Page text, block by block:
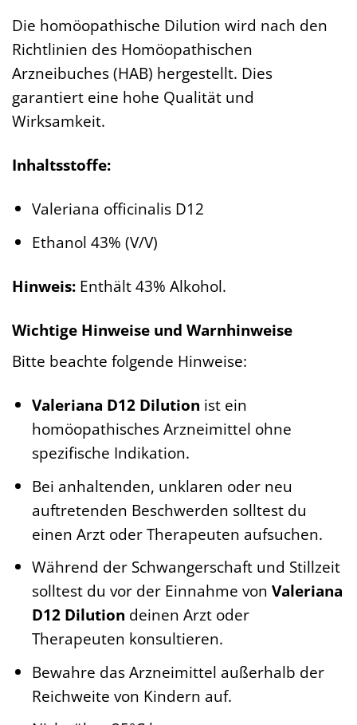
Die homöopathische Dilution wird nach den
Richtlinien des Homöopathischen
Arzneibuches (HAB) hergestellt. Dies
garantiert eine hohe Qualität und
Wirksamkeit.
Inhaltsstoffe:
Valeriana officinalis D12
Ethanol 43% (V/V)
Hinweis: Enthält 43% Alkohol.
Wichtige Hinweise und Warnhinweise
Bitte beachte folgende Hinweise:
Valeriana D12 Dilution ist ein
homöopathisches Arzneimittel ohne
spezifische Indikation.
Bei anhaltenden, unklaren oder neu
auftretenden Beschwerden solltest du
einen Arzt oder Therapeuten aufsuchen.
Während der Schwangerschaft und Stillzeit
solltest du vor der Einnahme von Valeriana
D12 Dilution deinen Arzt oder
Therapeuten konsultieren.
Bewahre das Arzneimittel außerhalb der
Reichweite von Kindern auf.